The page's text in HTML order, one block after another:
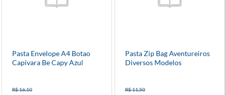
Pasta Envelope A4 Botao
Capivara Be Capy Azul
R$ 16,10
Pasta Zip Bag Aventureiros
Diversos Modelos
R$ 11,50